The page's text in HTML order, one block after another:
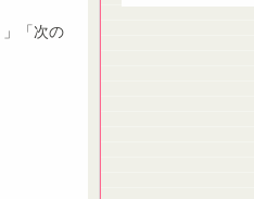
「次の